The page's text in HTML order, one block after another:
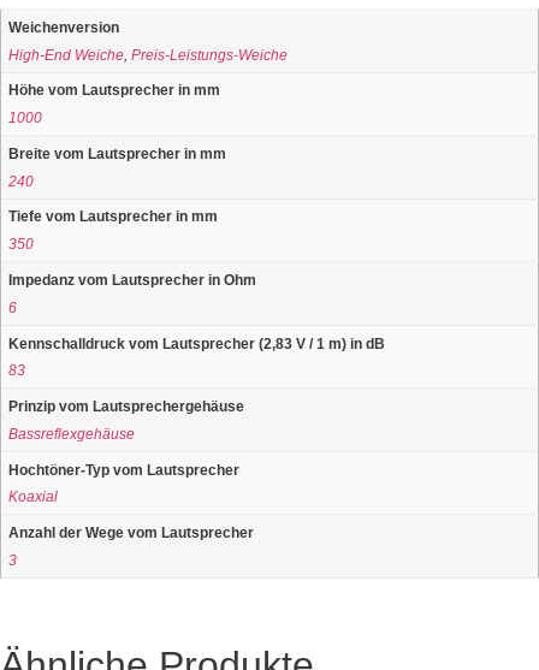
Weichenversion
High-End Weiche, Preis-Leistungs-Weiche
Höhe vom Lautsprecher in mm
1000
Breite vom Lautsprecher in mm
240
Tiefe vom Lautsprecher in mm
350
Impedanz vom Lautsprecher in Ohm
6
Kennschalldruck vom Lautsprecher (2,83 V / 1 m) in dB
83
Prinzip vom Lautsprechergehäuse
Bassreflexgehäuse
Hochtöner-Typ vom Lautsprecher
Koaxial
Anzahl der Wege vom Lautsprecher
3